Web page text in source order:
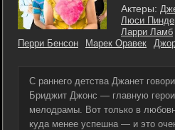
Актеры:
Люси
Ларри Ламб
Перри Бенсон
Марек Оравек
С раннего детства Джанет
Бриджит Джонс — главную
мелодрамы. Вот только в
куда менее успешна — и это